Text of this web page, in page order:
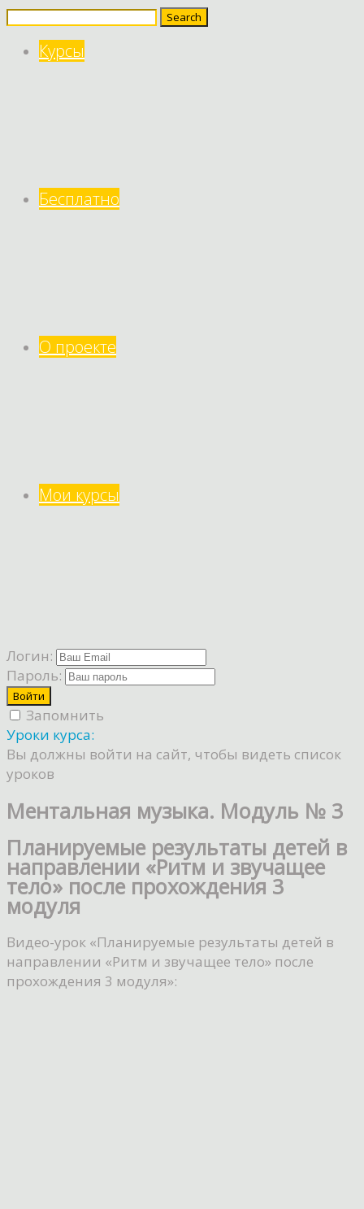
Search
Курсы
Бесплатно
О проекте
Мои курсы
Логин:
Пароль:
Запомнить
Уроки курса:
Вы должны войти на сайт, чтобы видеть список
уроков
Ментальная музыка. Модуль № 3
Планируемые результаты детей в
направлении «Ритм и звучащее
тело» после прохождения 3
модуля
Видео-урок «Планируемые результаты детей в
направлении «Ритм и звучащее тело» после
прохождения 3 модуля»: